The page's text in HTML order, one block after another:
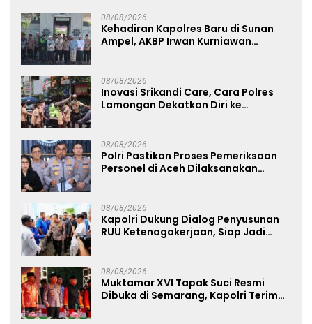
08/08/2026
Kehadiran Kapolres Baru di Sunan
Ampel, AKBP Irwan Kurniawan
08/08/2026
Inovasi Srikandi Care, Cara Polres
Lamongan Dekatkan Diri ke
08/08/2026
Polri Pastikan Proses Pemeriksaan
Personel di Aceh Dilaksanakan
08/08/2026
Kapolri Dukung Dialog Penyusunan
RUU Ketenagakerjaan, Siap Jadi
08/08/2026
Muktamar XVI Tapak Suci Resmi
Dibuka di Semarang, Kapolri Terima